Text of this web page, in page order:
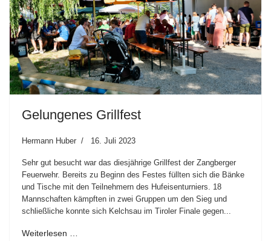
Gelungenes Grillfest
Hermann Huber 16. Juli 2023
Sehr gut besucht war das diesjährige Grillfest der Zangberger
Feuerwehr. Bereits zu Beginn des Festes füllten sich die Bänke
und Tische mit den Teilnehmern des Hufeisenturniers. 18
Mannschaften kämpften in zwei Gruppen um den Sieg und
schließliche konnte sich Kelchsau im Tiroler Finale gegen...
Weiterlesen …